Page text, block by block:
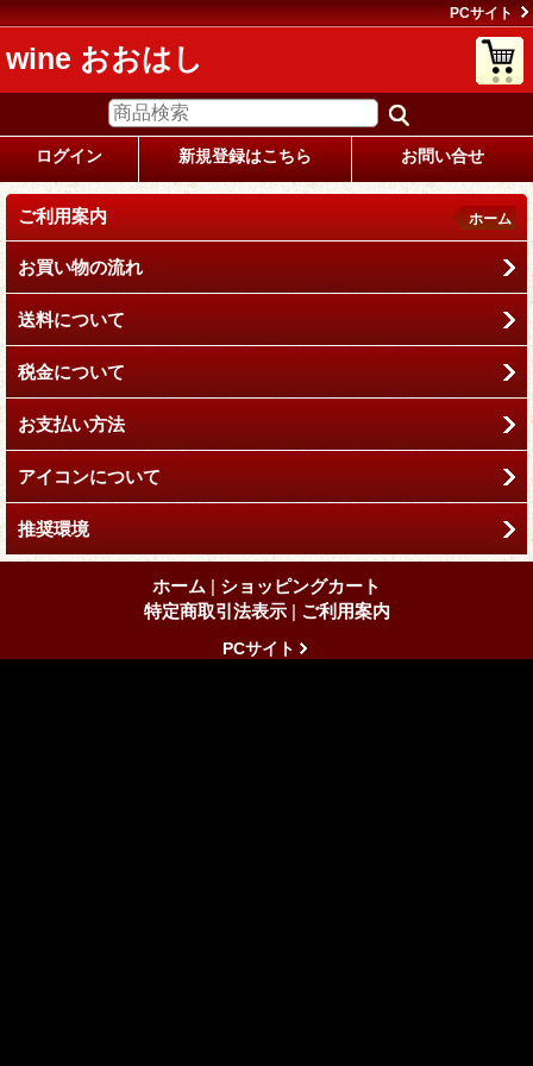
PCサイト
wine おおはし
ログイン 新規登録はこちら お問い合せ
ご利用案内 ホーム
お買い物の流れ
送料について
税金について
お支払い方法
アイコンについて
推奨環境
ホーム | ショッピングカート
特定商取引法表示 | ご利用案内
PCサイト